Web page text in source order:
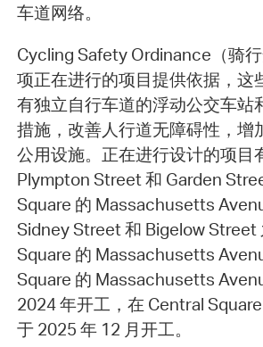
车道网络。
Cycling Safety Ordinance（骑
项正在进行的项目提供依据，这
有独立自行车道的浮动公交车站
措施，改善人行道无障碍性，增
公用设施。正在进行设计的项目
Plympton Street 和 Garden
Square 的 Massachusetts
Sidney Street 和 Bigelow Street
Square 的 Massachusetts
Square 的 Massachusetts
2024 年开工，在 Central
于 2025 年 12 月开工。